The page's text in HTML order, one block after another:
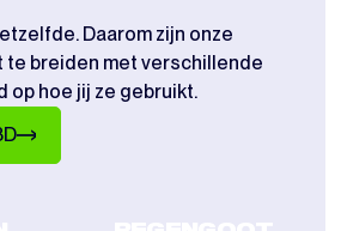
Daarom zijn onze
te breiden met verschillende
op hoe jij ze gebruikt.